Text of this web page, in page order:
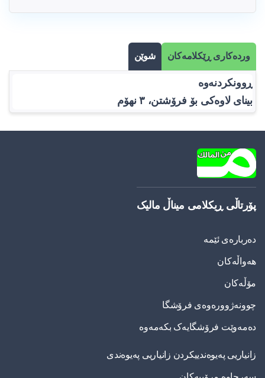
وردەکاری ڕێکلامەکان شوێن
ڕوونکردنەوە
بینای لاوەکی بۆ فرۆشتن، ٣ نهۆم
پۆرتاڵی ڕیکلامی میناڵ مالیک
دەربارەی ئێمە
هەواڵەکان
مۆڵەکان
چوونەژوورەوەی فرۆشگا
دەمەوێت فرۆشگایەک بکەمەوە
زانیاریی په‌یوه‌ندییكردن زانیاریی په‌یوه‌ندی